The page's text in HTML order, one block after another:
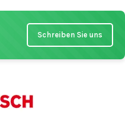
Schreiben Sie uns